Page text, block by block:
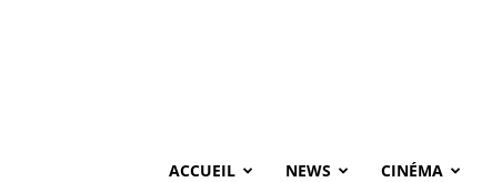
ACCUEIL NEWS CINÉMA